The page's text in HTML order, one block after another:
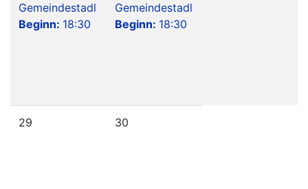
Gemeindestadl
Beginn: 18:30
Gemeindestadl
Beginn: 18:30
29 30